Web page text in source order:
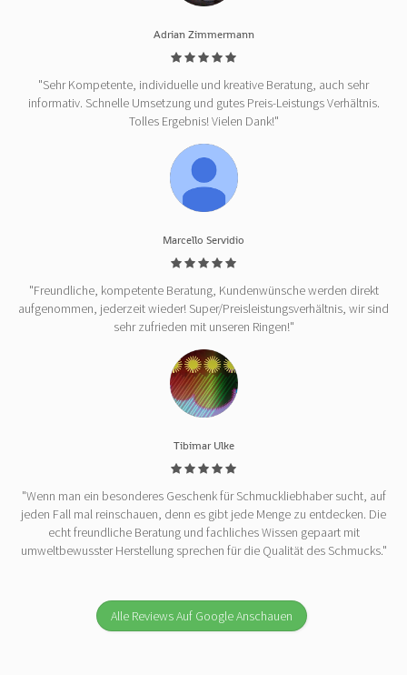
Adrian Zimmermann
"Sehr Kompetente, individuelle und kreative Beratung, auch sehr
informativ. Schnelle Umsetzung und gutes Preis-Leistungs Verhältnis.
Tolles Ergebnis! Vielen Dank!"
Marcello Servidio
"Freundliche, kompetente Beratung, Kundenwünsche werden direkt
aufgenommen, jederzeit wieder! Super/Preisleistungsverhältnis, wir sind
sehr zufrieden mit unseren Ringen!"
Tibimar Ulke
"Wenn man ein besonderes Geschenk für Schmuckliebhaber sucht, auf
jeden Fall mal reinschauen, denn es gibt jede Menge zu entdecken. Die
echt freundliche Beratung und fachliches Wissen gepaart mit
umweltbewusster Herstellung sprechen für die Qualität des Schmucks."
Alle Reviews Auf Google Anschauen